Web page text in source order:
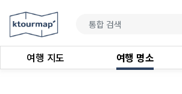
여행 지도 여행 명소